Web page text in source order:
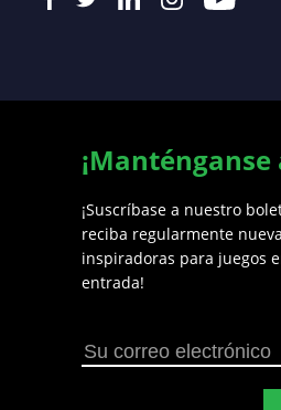
¡Suscríbase a nuestro
reciba regularmente
inspiradoras para juegos
entrada!